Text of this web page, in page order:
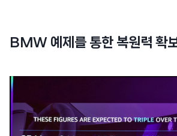
BMW 예제를 통한 복원력 확